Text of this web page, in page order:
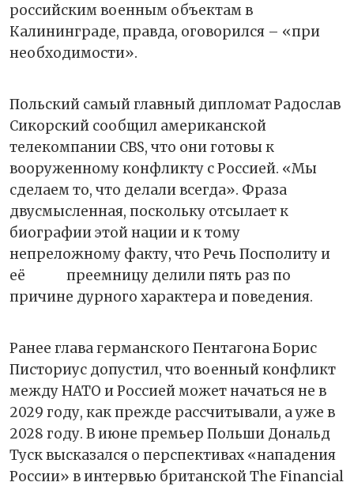
российским военным объектам в
Калининграде, правда, оговорился – «при
необходимости».
Польский самый главный дипломат Радослав
Сикорский сообщил американской
телекомпании CBS, что они готовы к
вооруженному конфликту с Россией. «Мы
сделаем то, что делали всегда». Фраза
двусмысленная, поскольку отсылает к
биографии этой нации и к тому
непреложному факту, что Речь Посполиту и
её
преемницу делили пять раз по
причине дурного характера и поведения.
Ранее глава германского Пентагона Борис
Писториус допустил, что военный конфликт
между НАТО и Россией может начаться не в
2029 году, как прежде рассчитывали, а уже в
2028 году. В июне премьер Польши Дональд
Туск высказался о перспективах «нападения
России» в интервью британской The Financial